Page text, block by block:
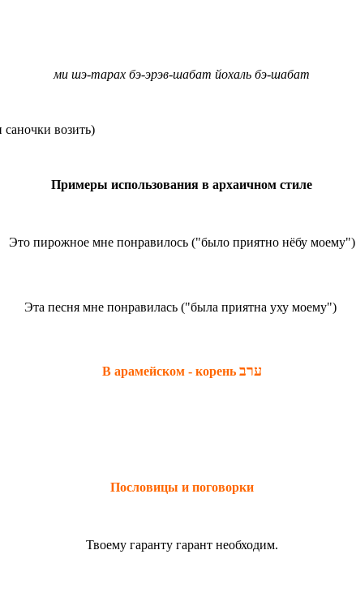
ми шэ-тарах бэ-эрэв-шабат йохаль бэ-шабат
возить)
Примеры использования в архаичном стиле
Это пирожное мне понравилось ("было приятно нёбу моему")
Эта песня мне понравилась ("была приятна уху моему")
В арамейском - корень ערב
Пословицы и поговорки
Твоему гаранту гарант необходим.